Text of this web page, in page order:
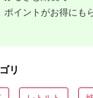
ポイントがお得にも
リ